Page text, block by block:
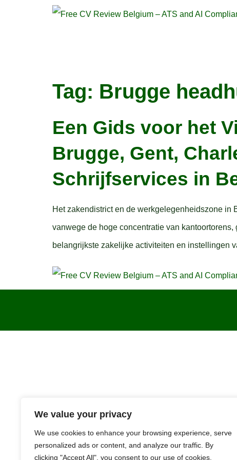
We value your privacy
We use cookies to enhance your browsing experience, serve
personalized ads or content, and analyze our traffic. By
clicking "Accept All", you consent to our use of cookies.
Tag: Brugge
Een Gids voor het
Brugge, Gent,
Schrijfservices in
Het zakendistrict en de werkgelegenheidszone in
vanwege de hoge concentratie van
belangrijkste zakelijke activiteiten en instellingen